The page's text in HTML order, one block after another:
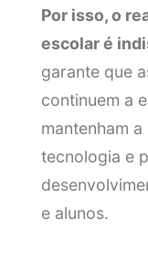
Por isso, o
escolar é
garante que
continuem a
mantenham
tecnologia e
e alunos.